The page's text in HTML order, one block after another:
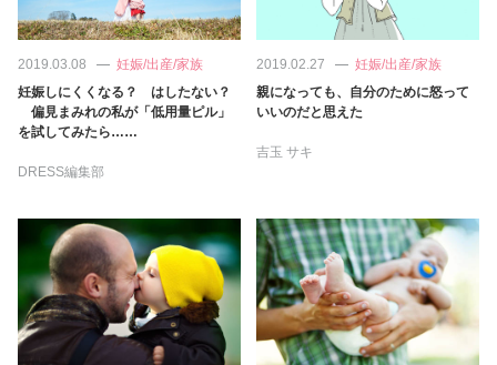
2019.03.08
妊娠/出産/家族
妊娠しにくくなる？ はしたない？
偏見まみれの私が「低用量ピル」
を試してみたら……
DRESS編集部
2019.02.27
妊娠/出産/家族
親になっても、自分のために怒って
いいのだと思えた
吉玉 サキ